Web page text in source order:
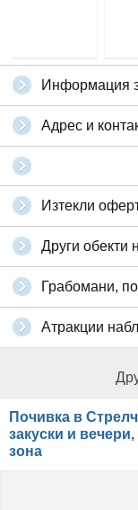
Информация
Адрес и
Изтекли
Други обекти
Грабомани,
Атракции
Почивка в
закуски и
зона